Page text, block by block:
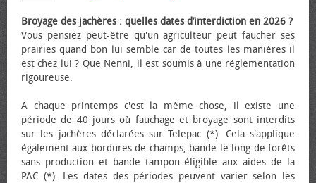
Broyage des jachères : quelles dates d’interdiction en 2026 ?
Vous pensiez peut-être qu'un agriculteur peut faucher ses
prairies quand bon lui semble car de toutes les manières il
est chez lui ? Que Nenni, il est soumis à une réglementation
rigoureuse.
A chaque printemps c'est la même chose, il existe une
période de 40 jours où fauchage et broyage sont interdits
sur les jachères déclarées sur Telepac (*). Cela s'applique
également aux bordures de champs, bande le long de forêts
sans production et bande tampon éligible aux aides de la
PAC (*). Les dates des périodes peuvent varier selon les